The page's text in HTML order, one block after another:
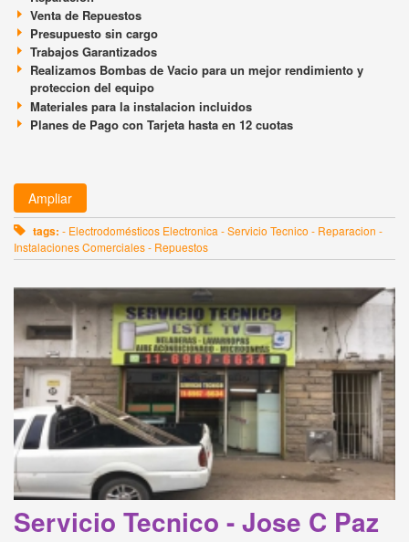
Venta de Repuestos
Presupuesto sin cargo
Trabajos Garantizados
Realizamos Bombas de Vacio para un mejor rendimiento y
proteccion del equipo
Materiales para la instalacion incluidos
Planes de Pago con Tarjeta hasta en 12 cuotas
Ampliar
tags: - Electrodomésticos Electronica - Servicio Tecnico - Reparacion -
Instalaciones Comerciales - Repuestos
Servicio Tecnico - Jose C Paz